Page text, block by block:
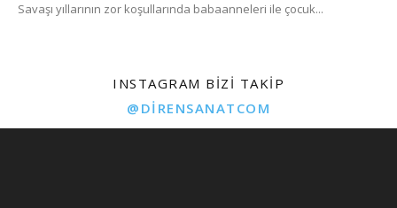
Savaşı yıllarının zor koşullarında babaanneleri ile çocuk...
INSTAGRAM BIZI TAKIP
@DIRENSANATCOM